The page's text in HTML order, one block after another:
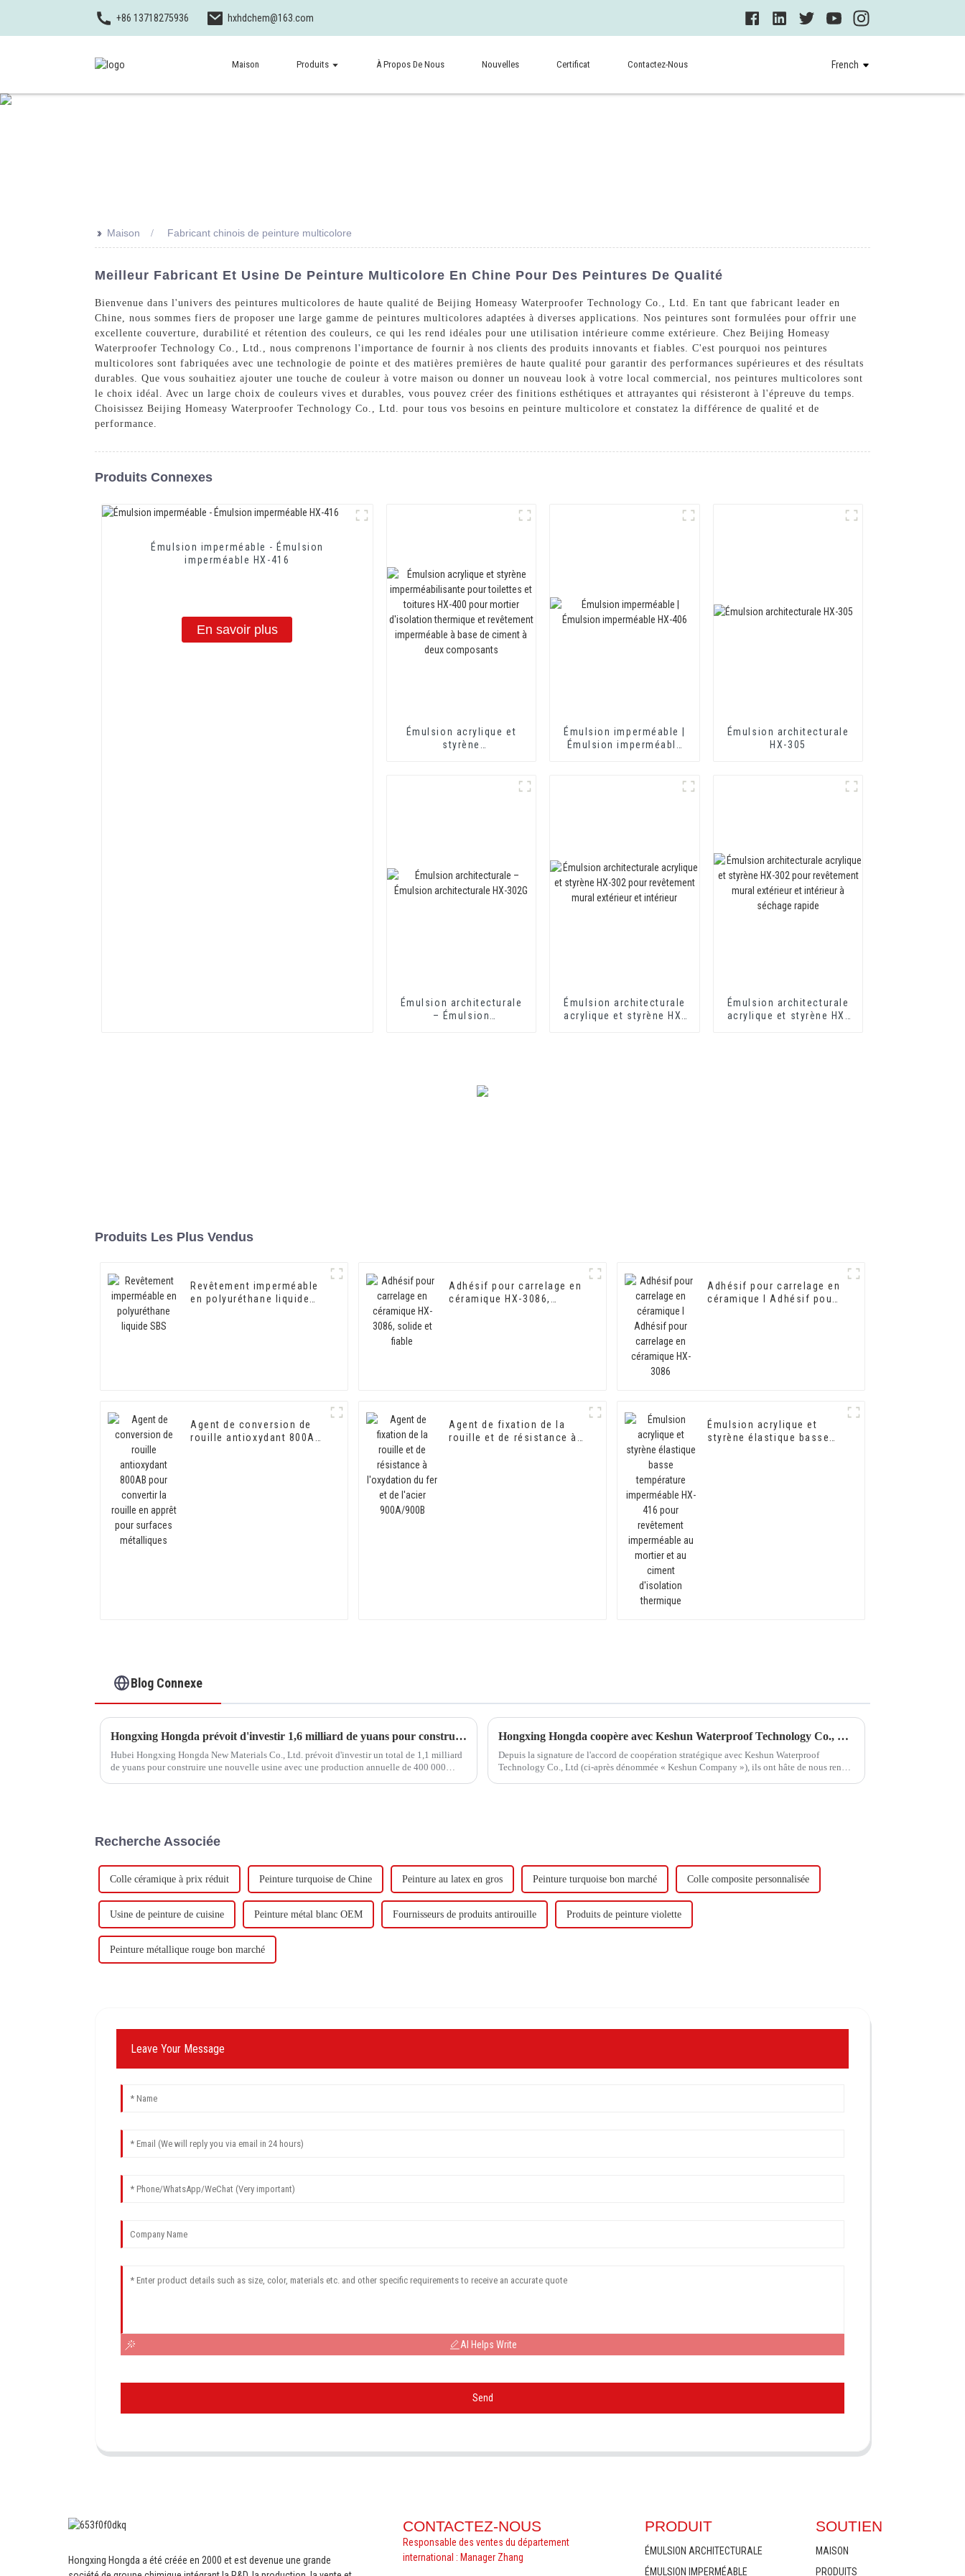
+86 13718275936 hxhdchem@163.com
Maison Produits À Propos De Nous Nouvelles Certificat Contactez-Nous French
>> Maison Fabricant chinois de peinture multicolore
Meilleur Fabricant Et Usine De Peinture Multicolore En Chine Pour Des Peintures De Qualité
Bienvenue dans l'univers des peintures multicolores de haute qualité de Beijing Homeasy Waterproofer Technology Co., Ltd. En tant que fabricant leader en
Chine, nous sommes fiers de proposer une large gamme de peintures multicolores adaptées à diverses applications. Nos peintures sont formulées pour offrir une
excellente couverture, durabilité et rétention des couleurs, ce qui les rend idéales pour une utilisation intérieure comme extérieure. Chez Beijing Homeasy
Waterproofer Technology Co., Ltd., nous comprenons l'importance de fournir à nos clients des produits innovants et fiables. C'est pourquoi nos peintures
multicolores sont fabriquées avec une technologie de pointe et des matières premières de haute qualité pour garantir des performances supérieures et des résultats
durables. Que vous souhaitiez ajouter une touche de couleur à votre maison ou donner un nouveau look à votre local commercial, nos peintures multicolores sont
le choix idéal. Avec un large choix de couleurs vives et durables, vous pouvez créer des finitions esthétiques et attrayantes qui résisteront à l'épreuve du temps.
Choisissez Beijing Homeasy Waterproofer Technology Co., Ltd. pour tous vos besoins en peinture multicolore et constatez la différence de qualité et de
performance.
Produits Connexes
Émulsion imperméable - Émulsion
imperméable HX-416
En savoir plus
Émulsion acrylique et
styrène
Émulsion imperméable |
Émulsion imperméable
Émulsion architecturale
HX-305
Émulsion architecturale
– Émulsion
Émulsion architecturale
acrylique et styrène HX-
Émulsion architecturale
acrylique et styrène HX-
Produits Les Plus Vendus
Revêtement imperméable
en polyuréthane liquide
Adhésif pour carrelage en
céramique HX-3086,
Adhésif pour carrelage en
céramique I Adhésif pour
Agent de conversion de
rouille antioxydant 800AB
Agent de fixation de la
rouille et de résistance à
Émulsion acrylique et
styrène élastique basse
Blog Connexe
Hongxing Hongda prévoit d'investir 1,6 milliard de yuans pour construire une nouvelle usine de production d'émulsion d'une capacité de production de 510 000 tonnes par an.
Hubei Hongxing Hongda New Materials Co., Ltd. prévoit d'investir un total de 1,1 milliard
de yuans pour construire une nouvelle usine avec une production annuelle de 400 000
Hongxing Hongda coopère avec Keshun Waterproof Technology Co., Ltd pour apporter un nouvel avenir à l'industrie
Depuis la signature de l'accord de coopération stratégique avec Keshun Waterproof
Technology Co., Ltd (ci-après dénommée « Keshun Company »), ils ont hâte de nous rendre
Recherche Associée
Colle céramique à prix réduit Peinture turquoise de Chine Peinture au latex en gros Peinture turquoise bon marché Colle composite personnalisée
Usine de peinture de cuisine Peinture métal blanc OEM Fournisseurs de produits antirouille Produits de peinture violette
Peinture métallique rouge bon marché
Leave Your Message
AI Helps Write
Send
Hongxing Hongda a été créée en 2000 et est devenue une grande
CONTACTEZ-NOUS
Responsable des ventes du département
international : Manager Zhang
PRODUIT
ÉMULSION ARCHITECTURALE
ÉMULSION IMPERMÉABLE
SOUTIEN
MAISON
PRODUITS